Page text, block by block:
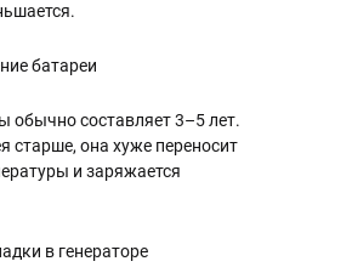
батареи
обычно составляет 3–5 лет.
старше, она хуже переносит
и заряжается
в генераторе